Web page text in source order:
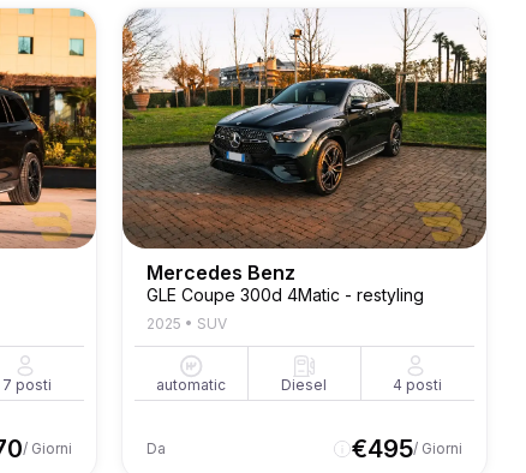
7 posti
/ Giorni
Mercedes Benz
GLE Coupe 300d 4Matic - restyling
2025 • SUV
automatic Diesel 4 posti
Da €495/ Giorni